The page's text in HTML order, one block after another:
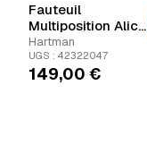
Fauteuil
Multiposition Alice
Comfort Recliner
Gris
Hartman
UGS : 42322047
149,00 €